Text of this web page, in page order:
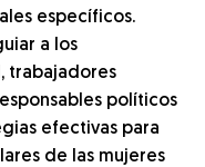
específicos.
a los
trabajadores
políticos
efectivas para
de las mujeres